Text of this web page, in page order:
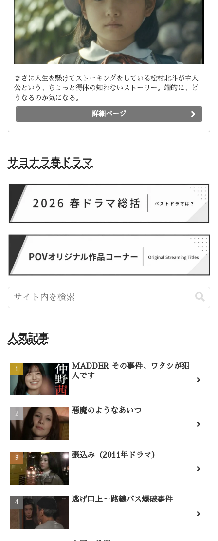
まさに人生を懸けてストーキングをしている松村北斗が主人
公という、ちょっと得体の知れないストーリー。端的に、ど
うなるのか気になる。
詳細ページ
サヨナラ春ドラマ
人気記事
MADDER その事件、ワタシが犯
人です
悪魔のようなあいつ
張込み（2011年ドラマ）
逃げ口上～路線バス爆破事件